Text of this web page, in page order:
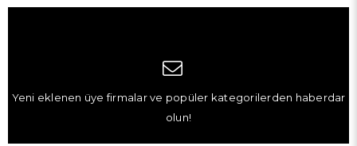
Yeni eklenen üye firmalar ve popüler kategorilerden haberdar
olun!